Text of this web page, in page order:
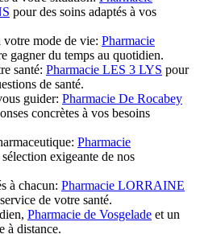
pour des soins adaptés à vos
votre mode de vie: Pharmacie
gagner du temps au quotidien.
santé: Pharmacie LES 3 LYS pour
de santé.
guider: Pharmacie De Rocabey
concrètes à vos besoins
Pharmacie
exigeante de nos
à chacun: Pharmacie LORRAINE
de votre santé.
Pharmacie de Vosgelade et un
à distance.